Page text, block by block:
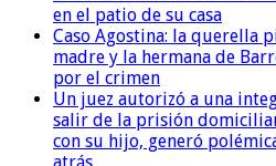
en el patio de su casa
Caso Agostina: la querella
madre y la hermana de
por el crimen
Un juez autorizó a una
salir de la prisión
con su hijo, generó